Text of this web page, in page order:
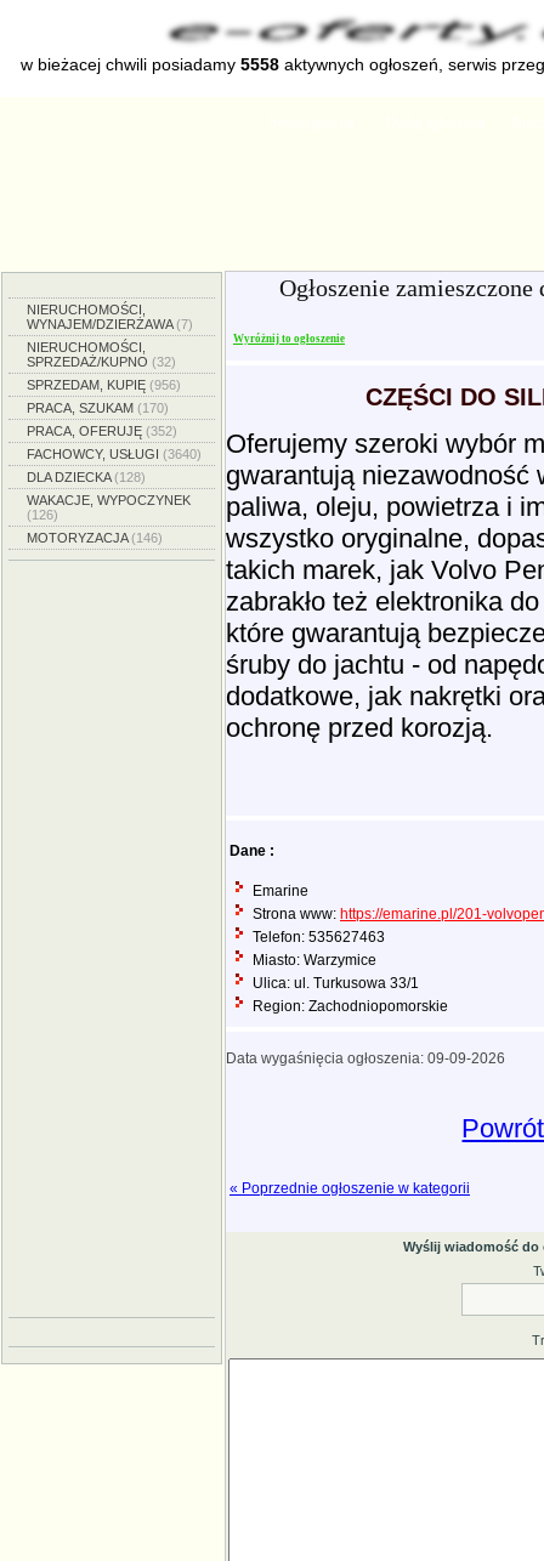
w bieżacej chwili posiadamy5558 aktywnych ogłoszeń, serwis
NIERUCHOMOŚCI,
WYNAJEM/DZIERŻAWA(7)
NIERUCHOMOŚCI,
SPRZEDAŻ/KUPNO (32)
SPRZEDAM, KUPIĘ (956)
PRACA, SZUKAM (170)
PRACA, OFERUJĘ (352)
FACHOWCY, USŁUGI (3640)
DLA DZIECKA(128)
WAKACJE, WYPOCZYNEK
(126)
MOTORYZACJA(146)
Ogłoszenie
Wyróżnij to ogłoszenie
CZĘŚCI DO
Oferujemy szeroki wybór
gwarantują niezawodność
paliwa, oleju, powietrza i
wszystko oryginalne,
takich marek, jak Volvo
zabrakło też elektronika
które gwarantują
śruby do jachtu - od
dodatkowe, jak nakrętki
ochronę przed korozją.
Dane :
Emarine
Strona www: https://emarine.pl/201-
Telefon: 535627463
Miasto: Warzymice
Ulica: ul. Turkusowa 33/1
Region: Zachodniopomorskie
Data wygaśnięcia ogłoszenia: 09-09-2026
« Poprzednie ogłoszenie w kategorii
Wyślij wiadomość